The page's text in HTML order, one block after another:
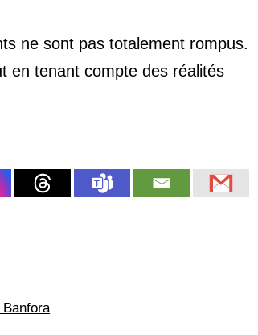
ne sont pas totalement rompus.
en tenant compte des réalités